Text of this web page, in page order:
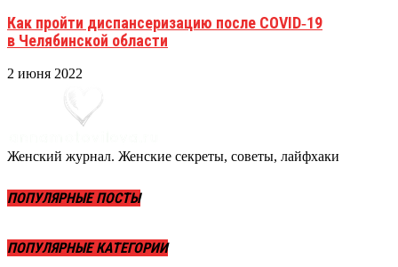
Как пройти диспансеризацию после COVID‑19
в Челябинской области
2 июня 2022
Женский журнал. Женские секреты, советы, лайфхаки
ПОПУЛЯРНЫЕ ПОСТЫ
ПОПУЛЯРНЫЕ КАТЕГОРИИ